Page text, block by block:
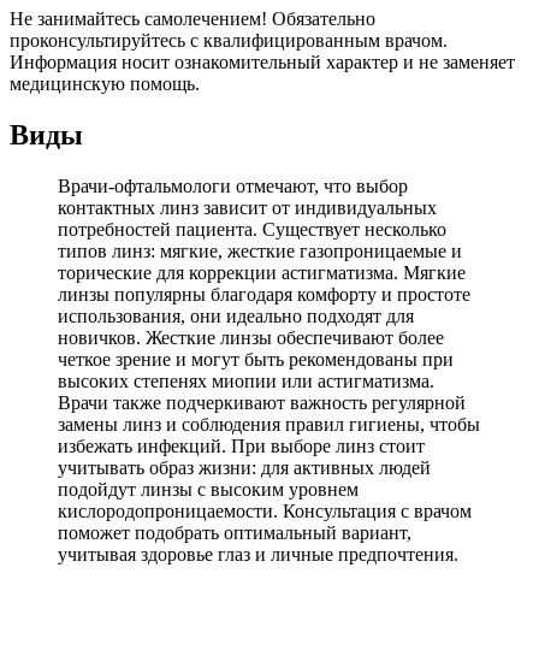
Не занимайтесь самолечением! Обязательно
проконсультируйтесь с квалифицированным врачом.
Информация носит ознакомительный характер и не заменяет
медицинскую помощь.
Виды
Врачи-офтальмологи отмечают, что выбор
контактных линз зависит от индивидуальных
потребностей пациента. Существует несколько
типов линз: мягкие, жесткие газопроницаемые и
торические для коррекции астигматизма. Мягкие
линзы популярны благодаря комфорту и простоте
использования, они идеально подходят для
новичков. Жесткие линзы обеспечивают более
четкое зрение и могут быть рекомендованы при
высоких степенях миопии или астигматизма.
Врачи также подчеркивают важность регулярной
замены линз и соблюдения правил гигиены, чтобы
избежать инфекций. При выборе линз стоит
учитывать образ жизни: для активных людей
подойдут линзы с высоким уровнем
кислородопроницаемости. Консультация с врачом
поможет подобрать оптимальный вариант,
учитывая здоровье глаз и личные предпочтения.